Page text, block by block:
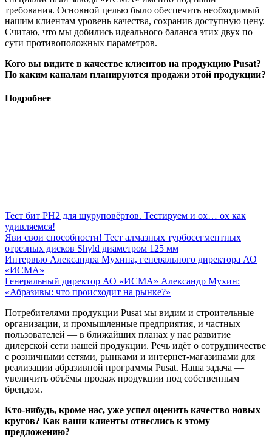
требования. Основной целью было обеспечить необходимый
нашим клиентам уровень качества, сохранив доступную цену.
Считаю, что мы добились идеального баланса этих двух по
сути противоположных параметров.
Кого вы видите в качестве клиентов на продукцию Pusat?
По каким каналам планируются продажи этой продукции?
Подробнее
Тест бит PH2 для шуруповёртов. Тестируем и ох… ох как
удивляемся!
Яви свои способности! Тест алмазных турбосегментных
отрезных дисков Shyld диаметром 125 мм
Интервью Александра Мухина, генерального директора АО
«ИСМА»
Генеральный директор АО «ИСМА» Александр Мухин:
«Абразивы: что происходит на рынке?»
Потребителями продукции Pusat мы видим и строительные
организации, и промышленные предприятия, и частных
пользователей — в ближайших планах у нас развитие
дилерской сети нашей продукции. Речь идёт о сотрудничестве
с розничными сетями, рынками и интернет-магазинами для
реализации абразивной программы Pusat. Наша задача —
увеличить объёмы продаж продукции под собственным
брендом.
Кто-нибудь, кроме нас, уже успел оценить качество новых
кругов? Как ваши клиенты отнеслись к этому
предложению?